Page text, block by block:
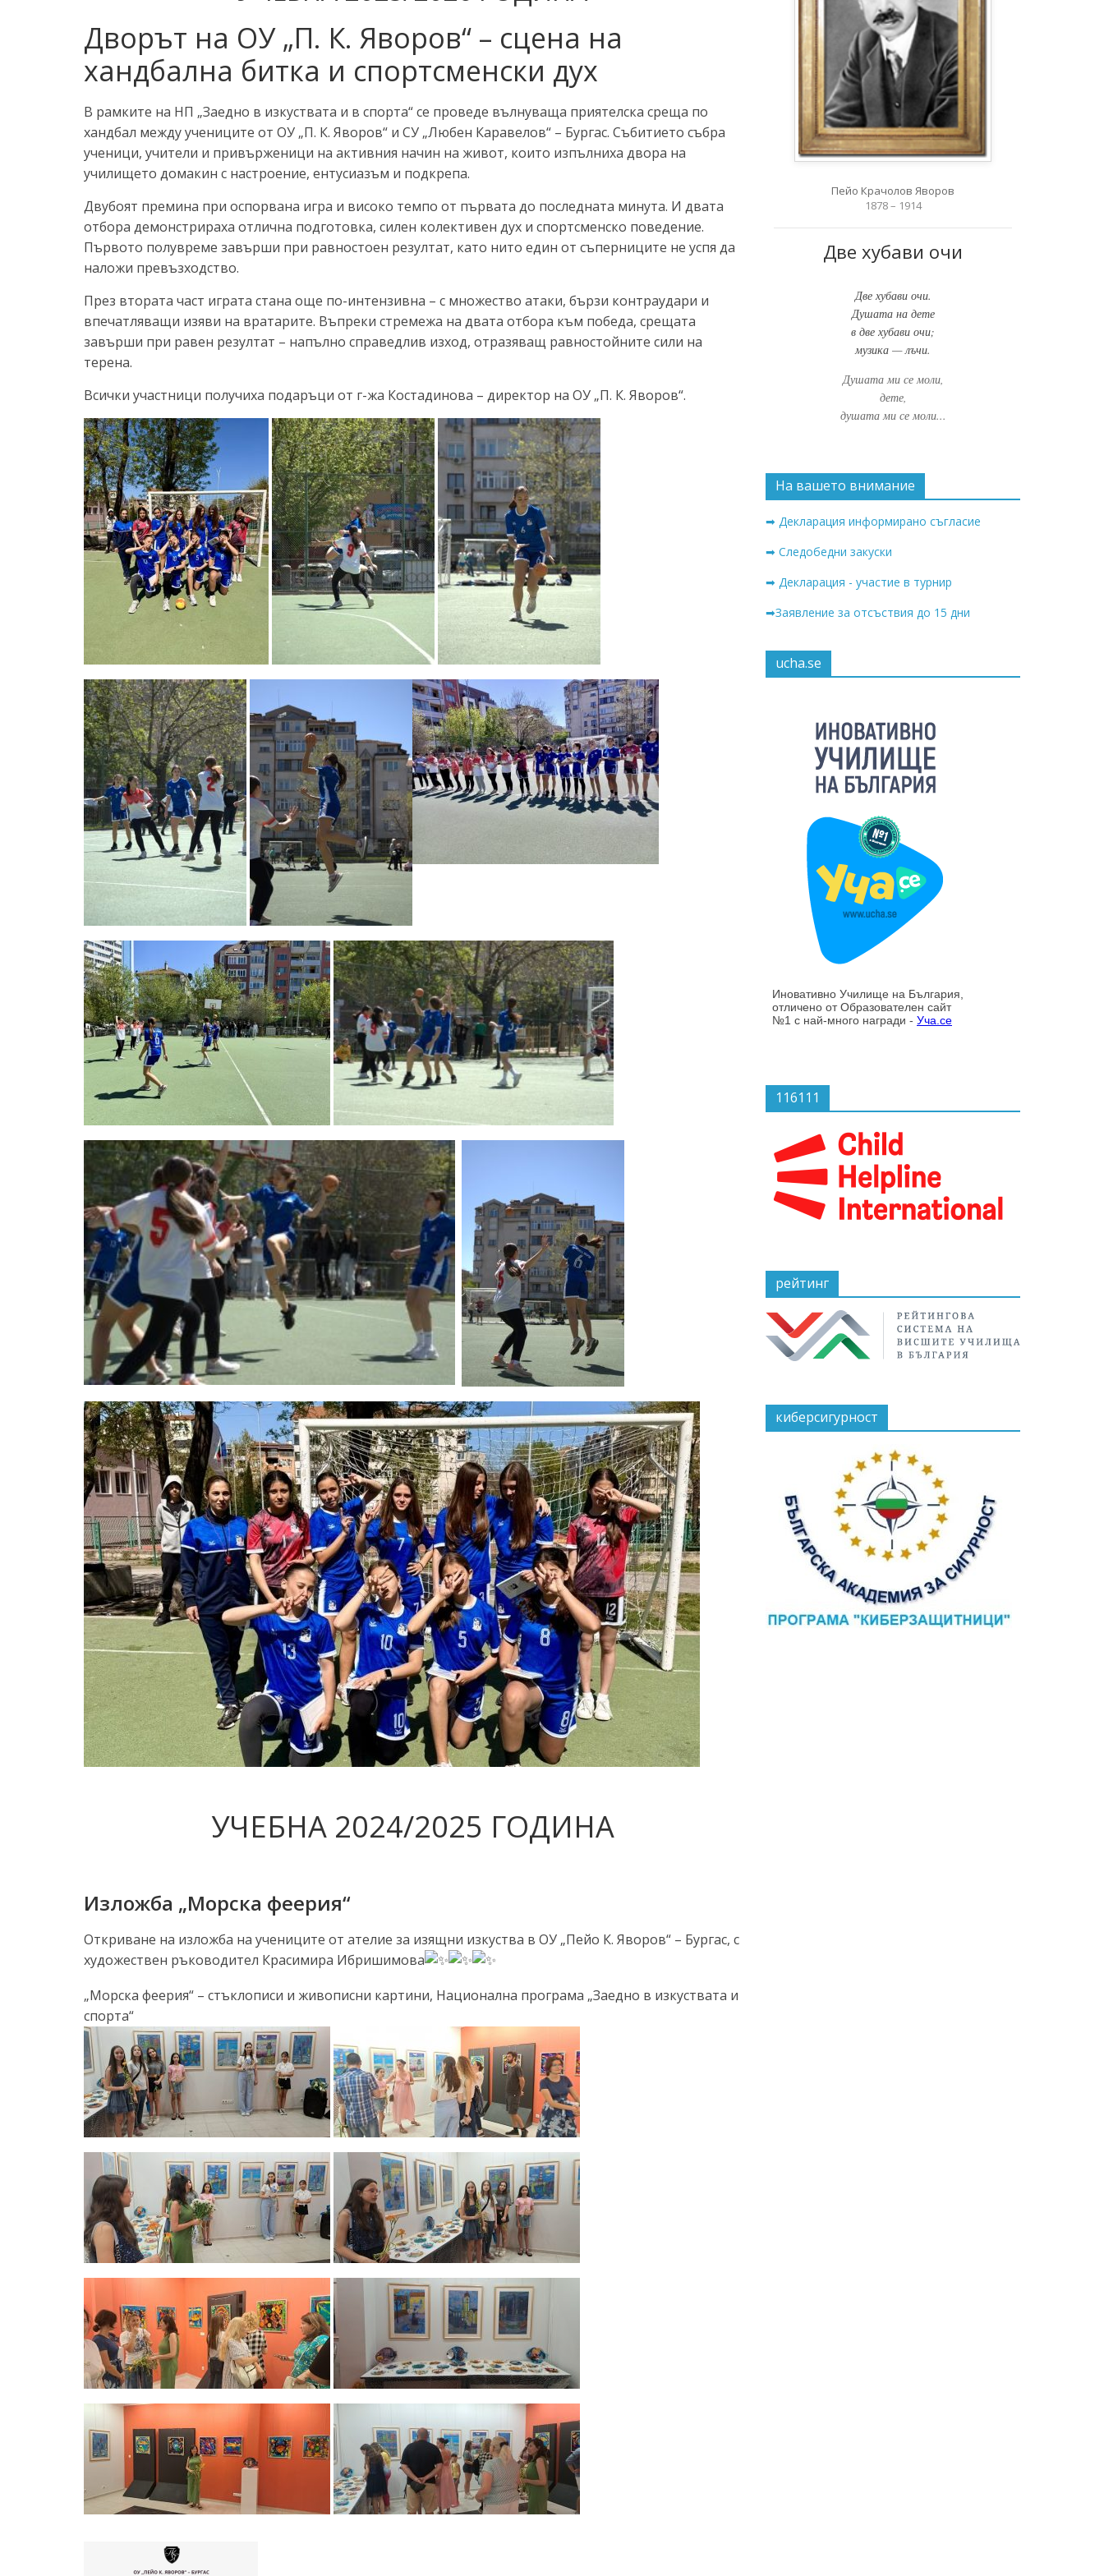
Дворът на ОУ „П. К. Яворов“ – сцена на
хандбална битка и спортсменски дух
В рамките на НП „Заедно в изкуствата и в спорта“ се проведе вълнуваща приятелска среща по
хандбал между учениците от ОУ „П. К. Яворов“ и СУ „Любен Каравелов“ – Бургас. Събитието събра
ученици, учители и привърженици на активния начин на живот, които изпълниха двора на
училището домакин с настроение, ентусиазъм и подкрепа.
Двубоят премина при оспорвана игра и високо темпо от първата до последната минута. И двата
отбора демонстрираха отлична подготовка, силен колективен дух и спортсменско поведение.
Първото полувреме завърши при равностоен резултат, като нито един от съперниците не успя да
наложи превъзходство.
През втората част играта стана още по-интензивна – с множество атаки, бързи контраудари и
впечатляващи изяви на вратарите. Въпреки стремежа на двата отбора към победа, срещата
завърши при равен резултат – напълно справедлив изход, отразяващ равностойните сили на
терена.
Всички участници получиха подаръци от г-жа Костадинова – директор на ОУ „П. К. Яворов“.
УЧЕБНА 2024/2025 ГОДИНА
Изложба „Морска феерия“
Откриване на изложба на учениците от ателие за изящни изкуства в ОУ „Пейо К. Яворов“ – Бургас, с
художествен ръководител Красимира Ибришимова
„Морска феерия“ – стъклописи и живописни картини, Национална програма „Заедно в изкуствата и
спорта“
Пейо Крачолов Яворов
1878 – 1914
Две хубави очи
Две хубави очи.
Душата на дете
в две хубави очи;
музика — лъчи.
Душата ми се моли,
дете,
душата ми се моли...
На вашето внимание
➡ Декларация информирано съгласие
➡ Следобедни закуски
➡ Декларация - участие в турнир
➡Заявление за отсъствия до 15 дни
ucha.se
116111
рейтинг
киберсигурност